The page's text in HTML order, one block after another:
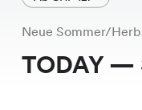
Neue Sommer/
TODAY —